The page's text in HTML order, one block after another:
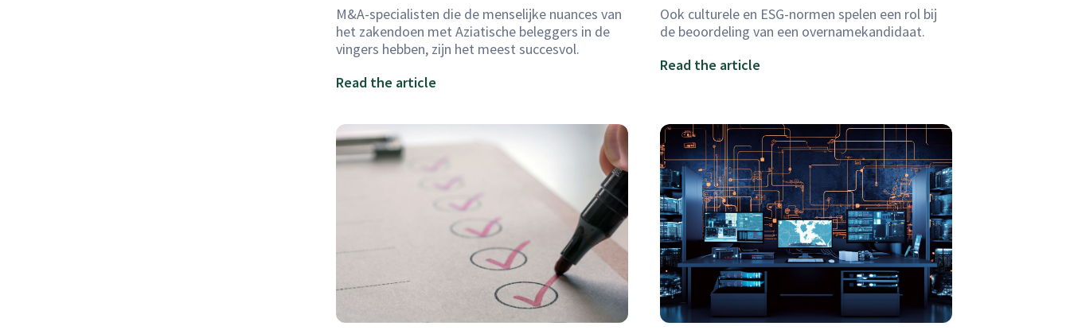
M&A-specialisten die de menselijke nuances van
het zakendoen met Aziatische beleggers in de
vingers hebben, zijn het meest succesvol.
Read the article
Ook culturele en ESG-normen spelen een rol bij
de beoordeling van een overnamekandidaat.
Read the article